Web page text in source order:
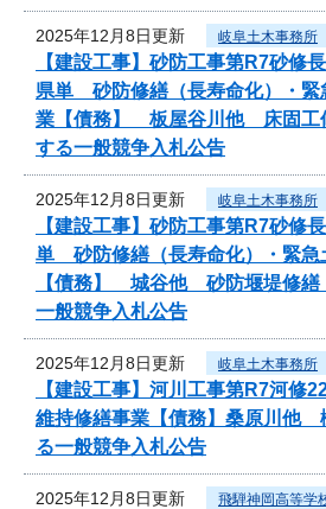
2025年12月8日更新 岐阜土木事務所
【建設工事】砂防工事第R7砂修
県単 砂防修繕（長寿命化）・緊
業【債務】 板屋谷川他 床固工
する一般競争入札公告
2025年12月8日更新 岐阜土木事務所
【建設工事】砂防工事第R7砂修
単 砂防修繕（長寿命化）・緊急
【債務】 城谷他 砂防堰堤修繕
一般競争入札公告
2025年12月8日更新 岐阜土木事務所
【建設工事】河川工事第R7河
維持修繕事業【債務】桑原川他
る一般競争入札公告
2025年12月8日更新 飛騨神岡高等学